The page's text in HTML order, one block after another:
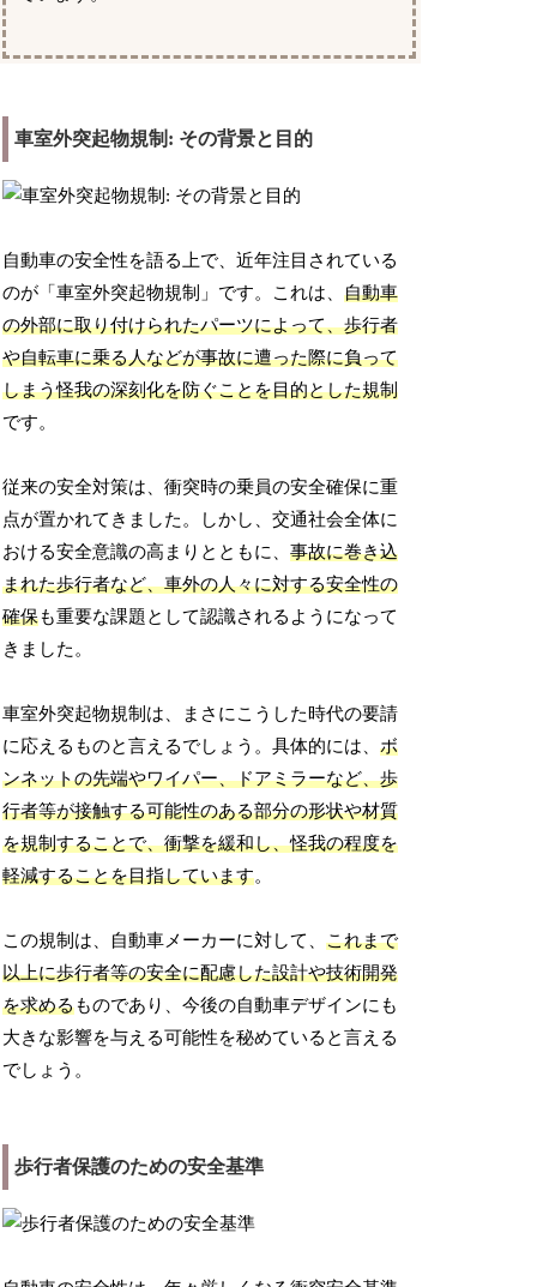
車室外突起物規制: その背景と目的
自動車の安全性を語る上で、近年注目されている
のが「車室外突起物規制」です。これは、自動車
の外部に取り付けられたパーツによって、歩行者
や自転車に乗る人などが事故に遭った際に負って
しまう怪我の深刻化を防ぐことを目的とした規制
です。
従来の安全対策は、衝突時の乗員の安全確保に重
点が置かれてきました。しかし、交通社会全体に
おける安全意識の高まりとともに、事故に巻き込
まれた歩行者など、車外の人々に対する安全性の
確保も重要な課題として認識されるようになって
きました。
車室外突起物規制は、まさにこうした時代の要請
に応えるものと言えるでしょう。具体的には、ボ
ンネットの先端やワイパー、ドアミラーなど、歩
行者等が接触する可能性のある部分の形状や材質
を規制することで、衝撃を緩和し、怪我の程度を
軽減することを目指しています。
この規制は、自動車メーカーに対して、これまで
以上に歩行者等の安全に配慮した設計や技術開発
を求めるものであり、今後の自動車デザインにも
大きな影響を与える可能性を秘めていると言える
でしょう。
歩行者保護のための安全基準